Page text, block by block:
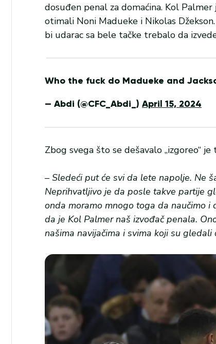
dosuđen penal za domaćina. Kol
otimali Noni Madueke i Nikolas
bi udarac sa bele tačke trebalo da
Who the fuck do Madueke and
— Abdi (@CFC_Abdi_) April 15, 2024
Zbog svega što se dešavalo „izgoreo“
– Sledeći put će svi da lete napolje. Ne
Neprihvatljivo je da posle takve partije
onda moramo mnogo toga da naučimo
da je Kol Palmer naš izvođač penala.
našima navijačima i svima koji su gledali